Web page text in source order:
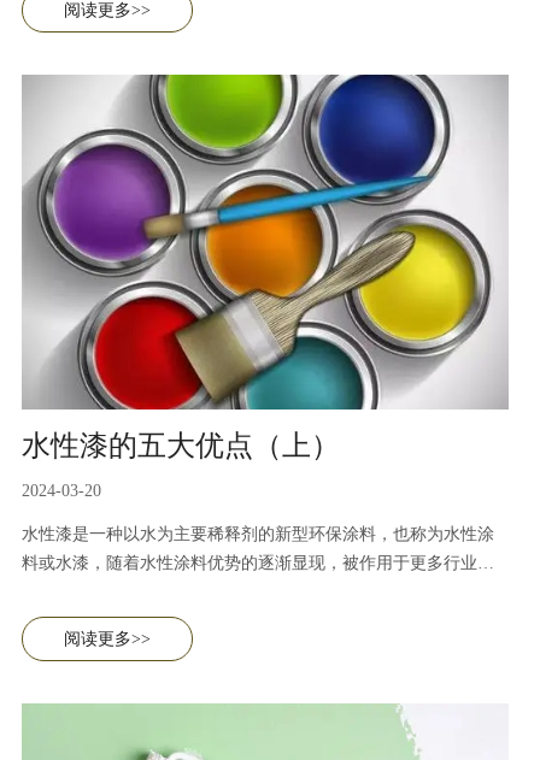
阅读更多>>
水性漆的五大优点（上）
2024-03-20
水性漆是一种以水为主要稀释剂的新型环保涂料，也称为水性涂
料或水漆，随着水性涂料优势的逐渐显现，被作用于更多行业例
优势。
阅读更多>>